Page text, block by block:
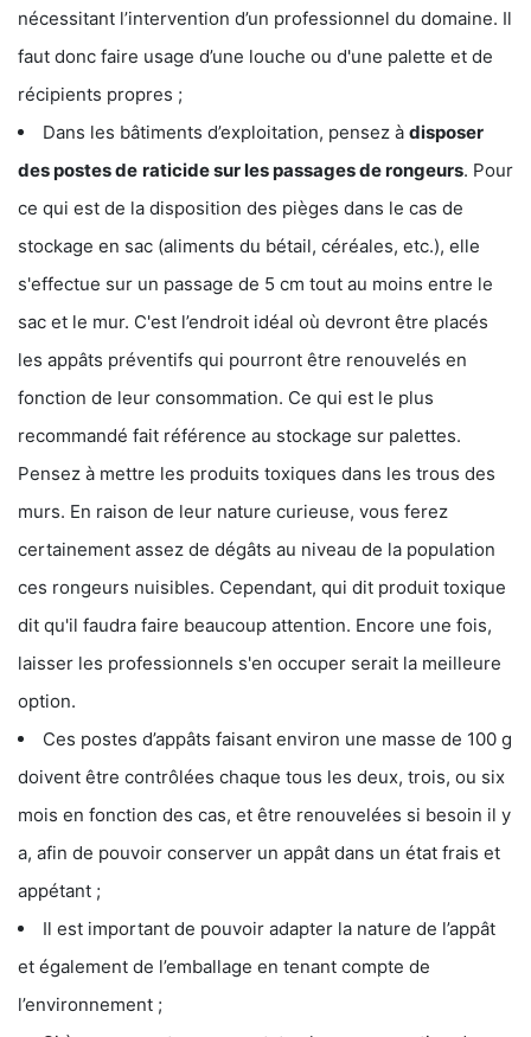
nécessitant l’intervention d’un professionnel du domaine. Il
faut donc faire usage d’une louche ou d'une palette et de
récipients propres ;
Dans les bâtiments d’exploitation, pensez à disposer
des postes de raticide sur les passages de rongeurs. Pour
ce qui est de la disposition des pièges dans le cas de
stockage en sac (aliments du bétail, céréales, etc.), elle
s'effectue sur un passage de 5 cm tout au moins entre le
sac et le mur. C'est l’endroit idéal où devront être placés
les appâts préventifs qui pourront être renouvelés en
fonction de leur consommation. Ce qui est le plus
recommandé fait référence au stockage sur palettes.
Pensez à mettre les produits toxiques dans les trous des
murs. En raison de leur nature curieuse, vous ferez
certainement assez de dégâts au niveau de la population
ces rongeurs nuisibles. Cependant, qui dit produit toxique
dit qu'il faudra faire beaucoup attention. Encore une fois,
laisser les professionnels s'en occuper serait la meilleure
option.
Ces postes d’appâts faisant environ une masse de 100 g
doivent être contrôlées chaque tous les deux, trois, ou six
mois en fonction des cas, et être renouvelées si besoin il y
a, afin de pouvoir conserver un appât dans un état frais et
appétant ;
Il est important de pouvoir adapter la nature de l’appât
et également de l’emballage en tenant compte de
l’environnement ;